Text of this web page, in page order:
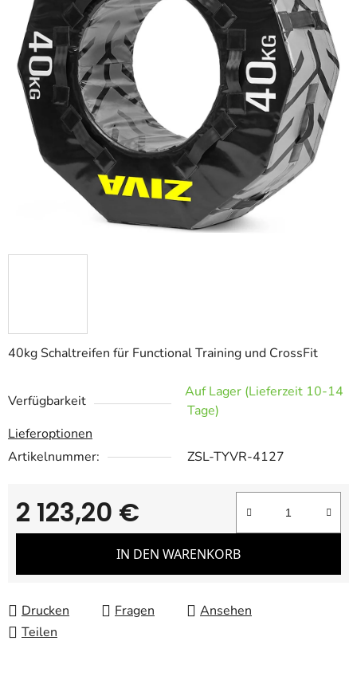
40kg Schaltreifen für Functional Training und CrossFit
Verfügbarkeit
Auf Lager (Lieferzeit 10-14
Tage)
Lieferoptionen
Artikelnummer:
ZSL-TYVR-4127
2 123,20 €
Verkaufspreis:
IN DEN WARENKORB
Drucken Fragen
Ansehen
Teilen